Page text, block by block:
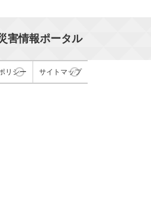
害情報ポータル
リシー サイトマップ